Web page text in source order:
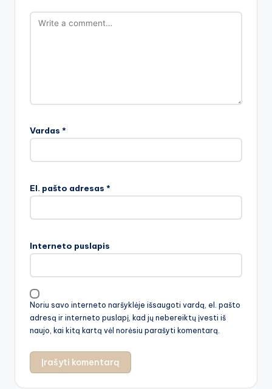
Vardas *
El. pašto adresas *
Interneto puslapis
Noriu savo interneto naršyklėje išsaugoti vardą, el. pašto
adresą ir interneto puslapį, kad jų nebereiktų įvesti iš
naujo, kai kitą kartą vėl norėsiu parašyti komentarą.